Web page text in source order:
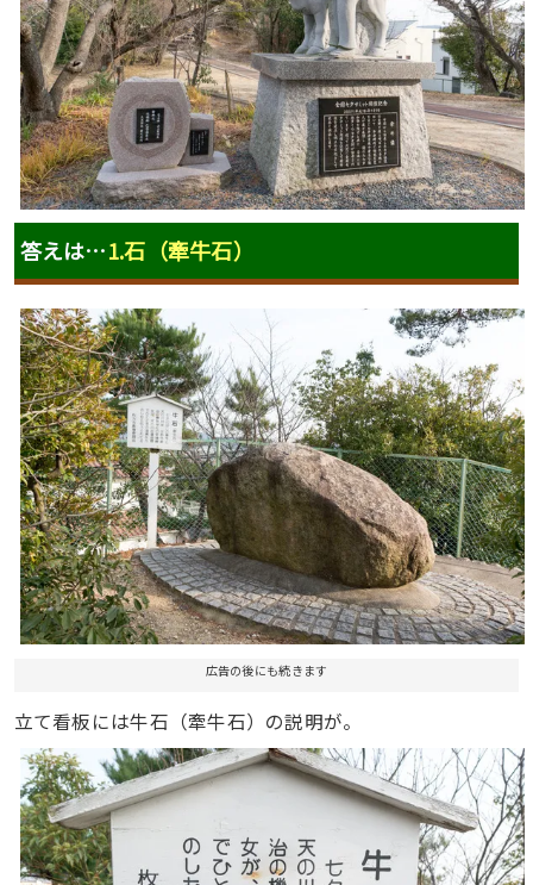
答えは…1.石（牽牛石）
広告の後にも続きます
立て看板には牛石（牽牛石）の説明が。